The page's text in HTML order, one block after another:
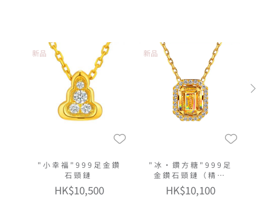
新品
"小幸福"999足金鑽
石頸鏈
HK$10,500
新品
"冰·鑽方糖"999足
金鑽石頸鏈（精緻
款）
HK$10,100